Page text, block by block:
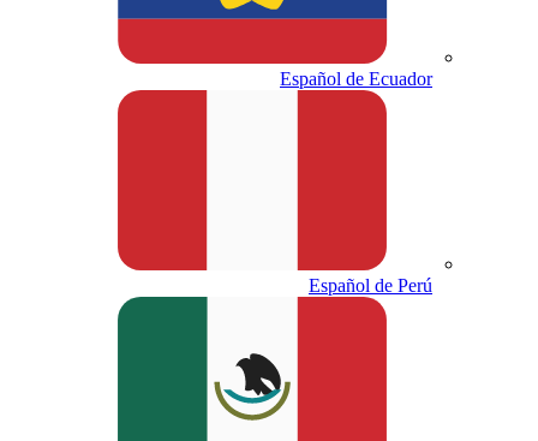
Español de Ecuador
Español de Perú